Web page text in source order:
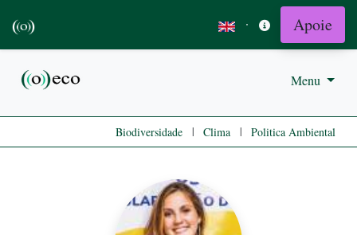
· Apoie
Menu
Biodiversidade | Clima | Politica Ambiental